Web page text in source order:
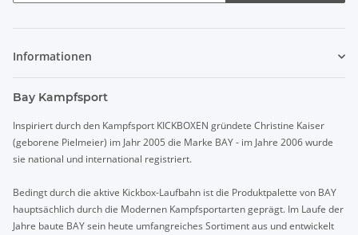
Informationen
Bay Kampfsport
Inspiriert durch den Kampfsport KICKBOXEN gründete Christine Kaiser
(geborene Pielmeier) im Jahr 2005 die Marke BAY - im Jahre 2006 wurde
sie national und international registriert.
Bedingt durch die aktive Kickbox-Laufbahn ist die Produktpalette von BAY
hauptsächlich durch die Modernen Kampfsportarten geprägt. Im Laufe der
Jahre baute BAY sein heute umfangreiches Sortiment aus und entwickelt